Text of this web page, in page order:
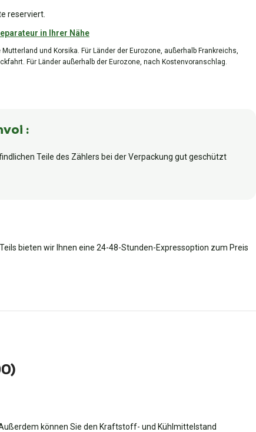
reserviert.
in Ihrer Nähe
und Korsika. Für Länder der Eurozone, außerhalb Frankreichs,
Für Länder außerhalb der Eurozone, nach Kostenvoranschlag.
:
Teile des Zählers bei der Verpackung gut geschützt
bieten wir Ihnen eine 24-48-Stunden-Expressoption zum Preis
können Sie den Kraftstoff- und Kühlmittelstand